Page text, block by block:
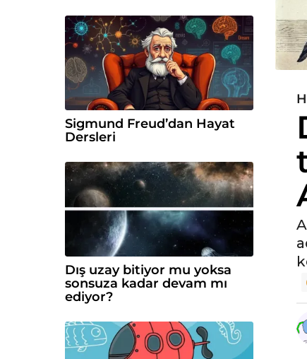
5
y
ö
c
e
y
ı
n
c
Sigmund Freud’dan Hayat
Dersleri
Dış uzay bitiyor mu yoksa
sonsuza kadar devam mı
ediyor?